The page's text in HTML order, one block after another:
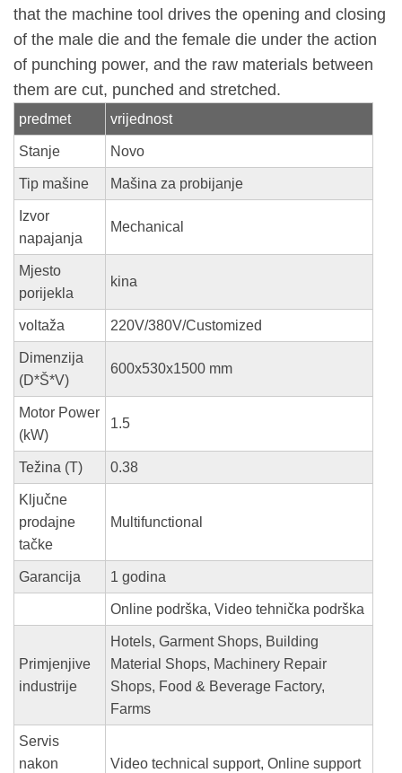
that the machine tool drives the opening and closing
of the male die and the female die under the action
of punching power, and the raw materials between
them are cut, punched and stretched.
predmet vrijednost
Stanje Novo
Tip mašine Mašina za probijanje
Izvor
napajanja
Mechanical
Mjesto
porijekla
kina
voltaža 220V/380V/Customized
Dimenzija
(D*Š*V)
600x530x1500 mm
Motor Power
(kW)
1.5
Težina (T) 0.38
Ključne
prodajne
tačke
Multifunctional
Garancija 1 godina
Online podrška, Video tehnička podrška
Primjenjive
industrije
Hotels, Garment Shops, Building
Material Shops, Machinery Repair
Shops, Food & Beverage Factory,
Farms
Servis
nakon
Video technical support, Online support